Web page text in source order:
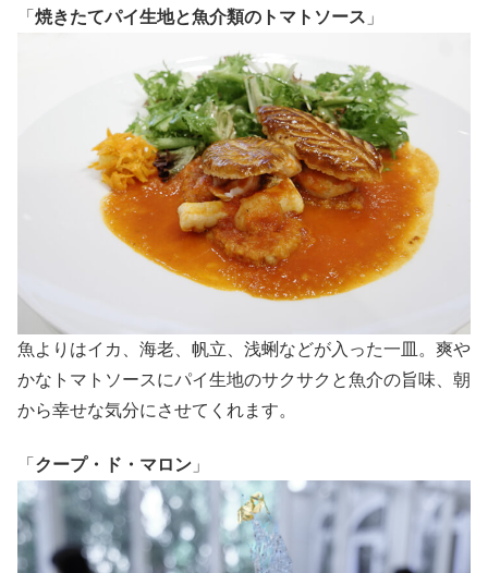
「 焼きたてパイ生地と魚介類のトマトソース 」
魚よりはイカ、海老、帆立、浅蜊などが入った一皿。爽や
かなトマトソースにパイ生地のサクサクと魚介の旨味、朝
から幸せな気分にさせてくれます。
「 クープ・ド・マロン 」